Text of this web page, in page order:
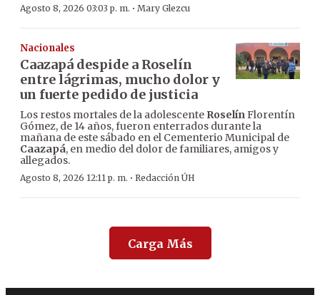
Agosto 8, 2026 03:03 p. m. · Mary Glezcu
Nacionales
Caazapá despide a Roselín
entre lágrimas, mucho dolor y
un fuerte pedido de justicia
Los restos mortales de la adolescente RoselínFlorentín
Gómez, de 14 años, fueron enterrados durante la
mañana de este sábado en el Cementerio Municipal de
Caazapá, en medio del dolor de familiares, amigos y
allegados.
Agosto 8, 2026 12:11 p. m. · Redacción ÚH
Carga Más